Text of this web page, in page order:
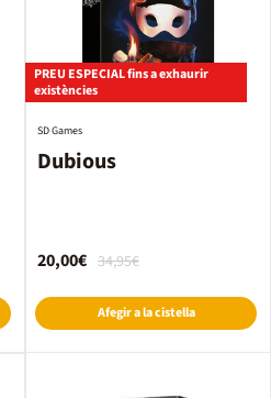
PREU ESPECIAL fins a exhaurir
existències
Dubious
SD Games
34,95€
20,00€
Afegir a la cistella